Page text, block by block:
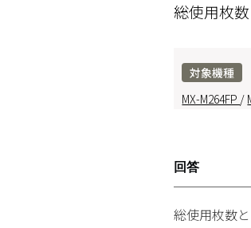
総使用枚
対象機種
MX-M264FP /
回答
総使用枚数